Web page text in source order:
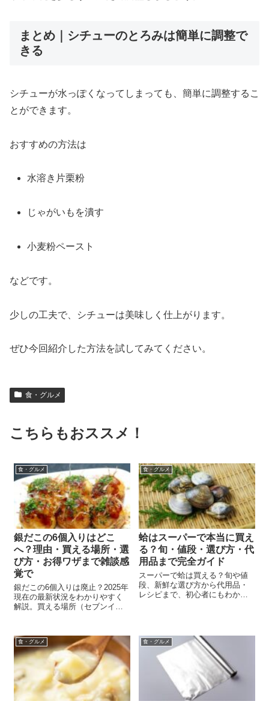
まとめ｜シチューのとろみは簡単に調整で
きる
シチューが水っぽく なって しま って も、 簡単に調整する こ
と ができ ます。
おすすめの方法は
水溶き 片栗粉
じゃがいも を潰す
小麦粉ペースト
などです。
少しの工夫で、 シチューは美味 しく 仕上がり ます。
ぜひ今回紹介 した方法を試してみて ください。
食・グルメ
こちらもおススメ！
食・グルメ
銀だこの6個入りはどこ
へ？理由・買える場所・選
び方・お得ワザまで雑談感
覚で
銀だこの6個入りは廃止？2025年
現在の最新状況をわかりやすく
解説。買える場所（セブンイレ
どいい量”が見つかる完全ガイ
ド。
食・グルメ
蛤はスーパーで本当に買え
る？旬・値段・選び方・代
用品まで完全ガイド
スーパーで蛤は買える？旬や値
段、新鮮な選び方から代用品・
レシピまで、初心者にもわかり
食・グルメ 食・グルメ